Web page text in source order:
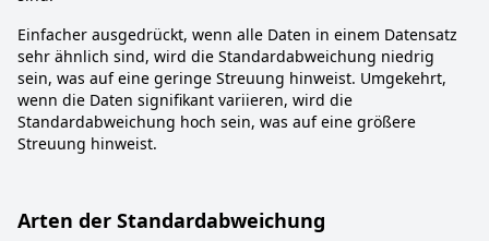
Einfacher ausgedrückt, wenn alle Daten in einem Datensatz
sehr ähnlich sind, wird die Standardabweichung niedrig
sein, was auf eine geringe Streuung hinweist. Umgekehrt,
wenn die Daten signifikant variieren, wird die
Standardabweichung hoch sein, was auf eine größere
Streuung hinweist.
Arten der Standardabweichung